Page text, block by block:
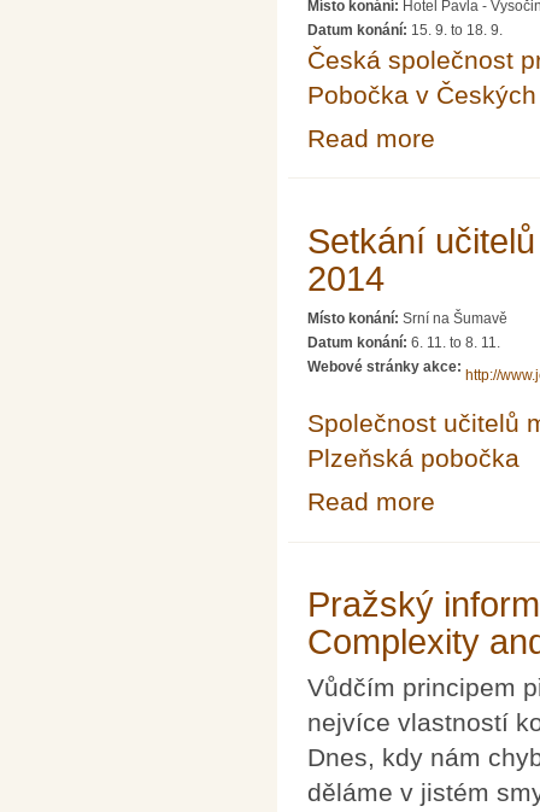
Místo konání: Hotel Pavla -
Datum konání: 15. 9. to 18. 9.
Česká společnost
Pobočka v
Read more
Setkání
2014
Místo konání: Srní na Šumavě
Datum konání: 6. 11. to 8. 11.
Webové stránky akce:
http://
Společnost učitelů
Plzeňská pobočka
Read more
Pražský
Complexity
Vůdčím principem
nejvíce vlastností
Dnes, kdy nám
děláme v jistém